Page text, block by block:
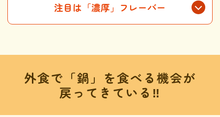
ふりかけ おすしの素
納豆のサイト
環境への取り組み
水の文化センター（アーカイブ）
ZENB initiative
お客様相談センター
注目は 「濃厚」フレーバー
外食で「鍋」を食べる機会が
戻ってきている‼